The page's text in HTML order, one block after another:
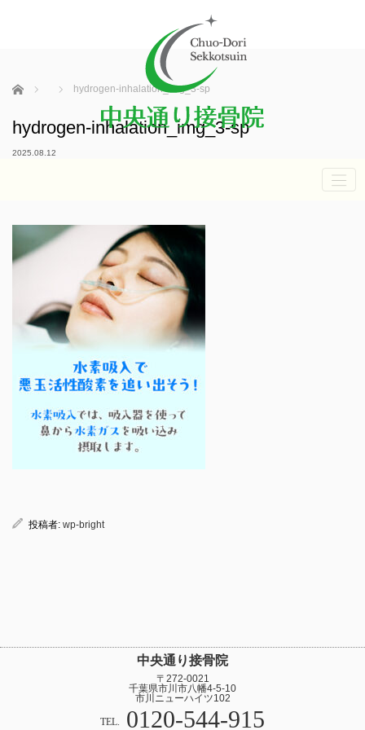
ホーム hydrogen-inhalation_img_3-sp
hydrogen-inhalation_img_3-sp
2025.08.12
投稿者: wp-bright
中央通り接骨院
〒272-0021
千葉県市川市八幡4-5-10
市川ニューハイツ102
TEL. 0120-544-915